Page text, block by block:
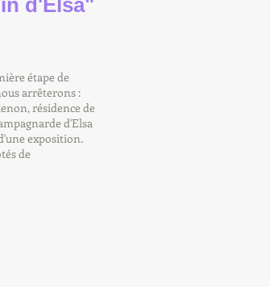
d'Elsa"
étape de
arrêterons :
résidence de
d'Elsa
exposition.
de